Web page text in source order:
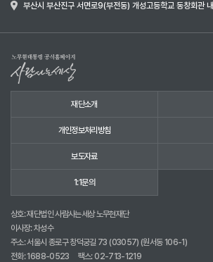
부산시 부산진구 서면로9(부전동) 개성고등학교 동창회관 내
재단소개
개인정보처리방침
보도자료
1:1문의
상호: 재단법인 사람사는세상 노무현재단
이사장: 차성수
주소: 서울시 종로구 창덕궁길 73 (03057) (원서동 106-1)
전화:1688-0523
팩스: 02-713-1219